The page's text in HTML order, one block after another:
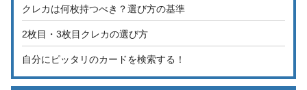
クレカは何枚持つべき？選び方の基準
2枚目・3枚目クレカの選び方
自分にピッタリのカードを検索する！